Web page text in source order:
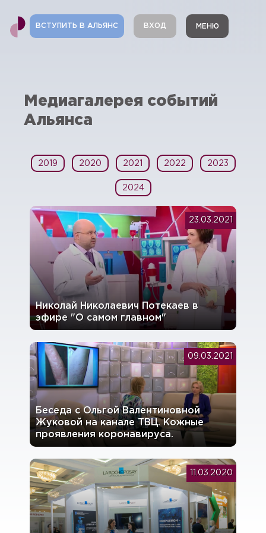
Медиагалерея событий
Альянса
2019 2020 2021 2022 2023
2024
Николай Николаевич Потекаев в
эфире "О самом главном"
23.03.2021
Беседа с Ольгой Валентиновной
Жуковой на канале ТВЦ. Кожные
проявления коронавируса.
09.03.2021
11.03.2020
ВСТУПИТЬ В АЛЬЯНС ВХОД МЕНЮ